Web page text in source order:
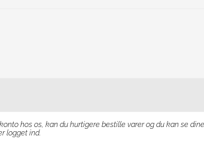
hos os, kan du hurtigere bestille varer og du kan se
logget ind.